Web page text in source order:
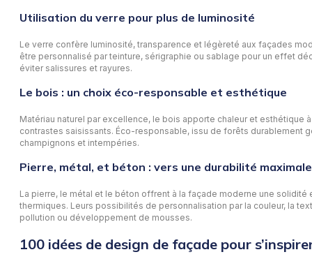
Utilisation du verre pour plus de luminosité
Le verre confère luminosité, transparence et légèreté aux façades
être personnalisé par teinture, sérigraphie ou sablage pour un effet
éviter salissures et rayures.
Le bois : un choix éco-responsable et esthétique
Matériau naturel par excellence, le bois apporte chaleur et esthétique
contrastes saisissants. Éco-responsable, issu de forêts durablement
champignons et intempéries.
Pierre, métal, et béton : vers une durabilité maximale
La pierre, le métal et le béton offrent à la façade moderne une
thermiques. Leurs possibilités de personnalisation par la couleur, la
pollution ou développement de mousses.
100 idées de design de façade pour